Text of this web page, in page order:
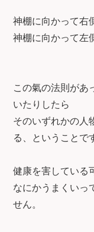
神棚に向かって右
神棚に向かって左
この氣の法則があ
いたりしたら
そのいずれかの人
る、ということで
健康を害している
なにかうまくいっ
せん。